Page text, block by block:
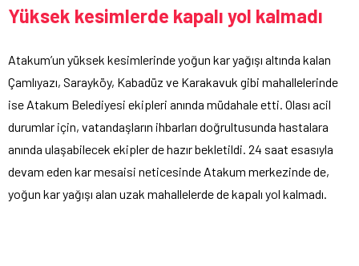
Yüksek kesimlerde kapalı yol kalmadı
Atakum’un yüksek kesimlerinde yoğun kar yağışı altında kalan
Çamlıyazı, Sarayköy, Kabadüz ve Karakavuk gibi mahallelerinde
ise Atakum Belediyesi ekipleri anında müdahale etti. Olası acil
durumlar için, vatandaşların ihbarları doğrultusunda hastalara
anında ulaşabilecek ekipler de hazır bekletildi. 24 saat esasıyla
devam eden kar mesaisi neticesinde Atakum merkezinde de,
yoğun kar yağışı alan uzak mahallelerde de kapalı yol kalmadı.